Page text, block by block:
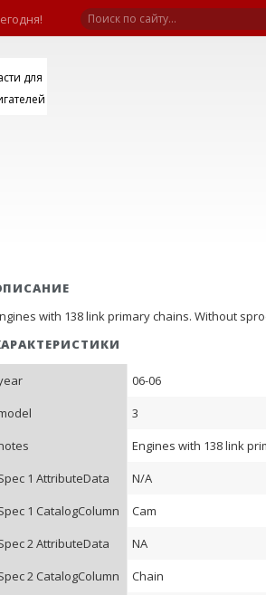
для
with 138 link primary chains. Without
06-06
3
Engines with 138 link
1 AttributeData
N/A
1 CatalogColumn
Cam
2 AttributeData
NA
2 CatalogColumn
Chain